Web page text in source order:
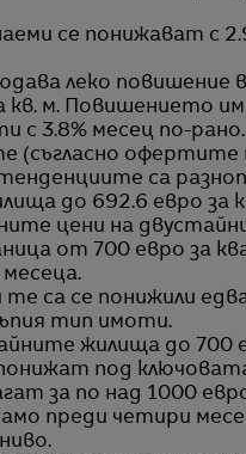
се понижават с
леко повишение
кв. м. Повишението
с 3.8% месец по-рано.
офертите
са
до 692.6 евро за
цени на
от 700 евро за
са се понижили едва
тип имоти.
жилища до 700
под
за по над 1000 евро
преди четири